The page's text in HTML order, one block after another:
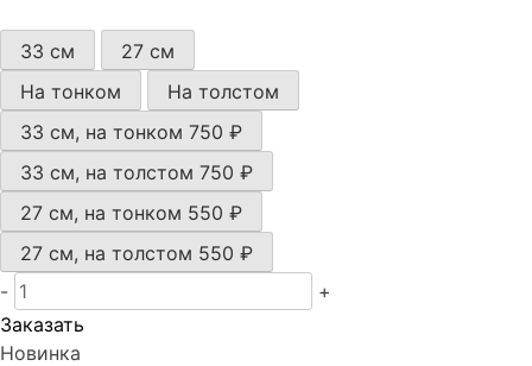
33 см
27 см
На тонком
На толстом
33 см, на тонком 750 ₽
33 см, на толстом 750 ₽
27 см, на тонком 550 ₽
27 см, на толстом 550 ₽
-
+
Заказать
Новинка